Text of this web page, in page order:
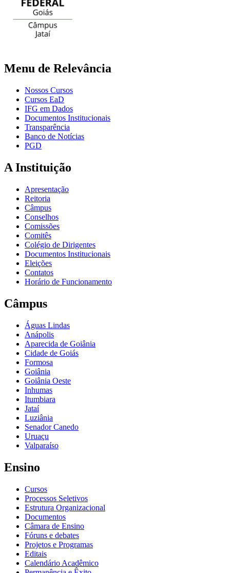
Menu de Relevância
Nossos Cursos
Cursos EaD
IFG em Dados
Documentos Institucionais
Transparência
Banco de Notícias
PGD
A Instituição
Apresentação
Reitoria
Câmpus
Conselhos
Comissões
Comitês
Colégio de Dirigentes
Documentos Institucionais
Eleições
Contatos
Horário de Funcionamento
Câmpus
Águas Lindas
Anápolis
Aparecida de Goiânia
Cidade de Goiás
Formosa
Goiânia
Goiânia Oeste
Inhumas
Itumbiara
Jataí
Luziânia
Senador Canedo
Uruaçu
Valparaíso
Ensino
Cursos
Processos Seletivos
Estrutura Organizacional
Documentos
Câmara de Ensino
Fóruns e debates
Projetos e Programas
Editais
Calendário Acadêmico